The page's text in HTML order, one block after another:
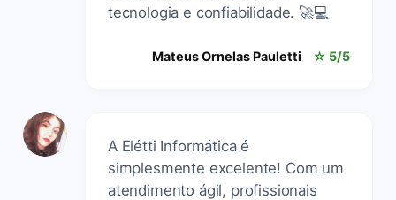
tecnologia e confiabilidade. 🚀💻
Mateus Ornelas Pauletti ☆ 5/5
A Elétti Informática é
simplesmente excelente! Com um
atendimento ágil, profissionais